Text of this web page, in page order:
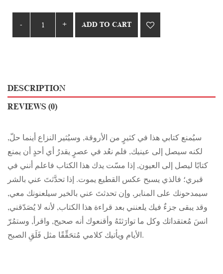
ADD TO CART
DESCRIPTION
REVIEWS (0)
سيُمنع كتابي هذا في كثيرٍ من الأروقة, وسيُثير النزاع أينما حلّ,
لكنه سيصل إلى عينيك, فلم نعُد في عصرٍ يقدرُ أي أحدٍ أن يمنع
كتابًا ليصل إلى العيون, إذا مسّت يدك هذا الكتاب فاعلم أنني في
قبري؛ فالذي يسبح عكس القطيع يموت. إذا تحدَّثتَ عني بالشر
سيمدحونك على المنابر, وإن تحدثتَ عني بالخير سيلعنونك معي,
وقد يبقى جزءٌ فيك يلعنني بعد قراءة هذا الكتاب, لأنه لا يُصَدّقني,
انسَ مُعتقداتك وكل ما توارَثتَهُ وأقنعوك أنه صحيح, واقرأ, وستمُرّ
الأيام ويأتيك كلامي مُتحَقِّقًا مثل فَلَقِ الصبح.